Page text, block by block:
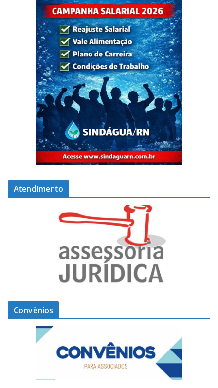
Atendimento
Convênios